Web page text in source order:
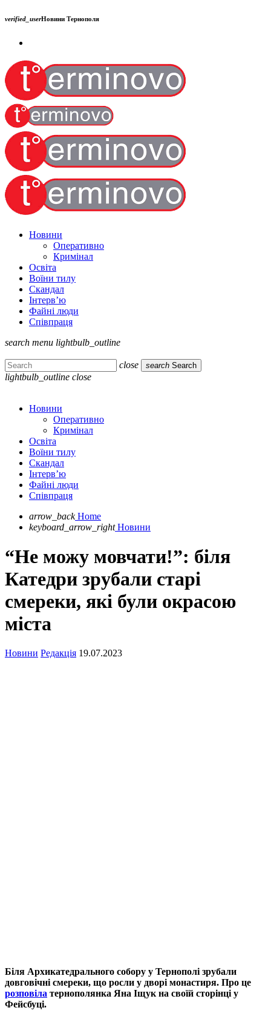
verified_userНовини Тернополя
Новини
Оперативно
Кримінал
Освіта
Воїни тилу
Скандал
Інтерв’ю
Файні люди
Співпраця
search menu lightbulb_outline
close search Search
lightbulb_outline close
Новини
Оперативно
Кримінал
Освіта
Воїни тилу
Скандал
Інтерв’ю
Файні люди
Співпраця
arrow_back Home
keyboard_arrow_right Новини
“Не можу мовчати!”: біля
Катедри зрубали старі
смереки, які були окрасою
міста
Новини Редакція 19.07.2023
Біля Архикатедрального собору у Тернополі зрубали
довговічні смереки, що росли у дворі монастиря. Про це
розповіла тернополянка Яна Іщук на своїй сторінці у
Фейсбуці.